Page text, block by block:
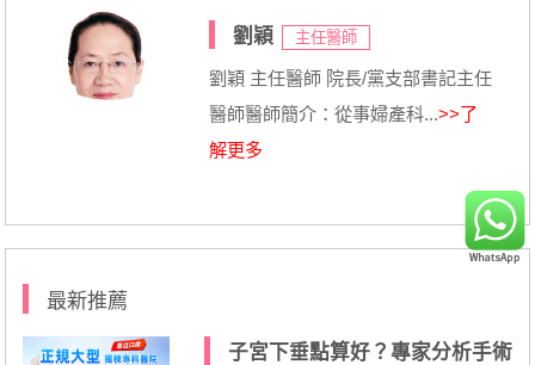
劉穎 主任醫師
劉穎 主任醫師 院長/黨支部書記主任
醫師醫師簡介：從事婦產科...>>了
解更多
最新推薦
子宮下垂點算好？專家分析手術